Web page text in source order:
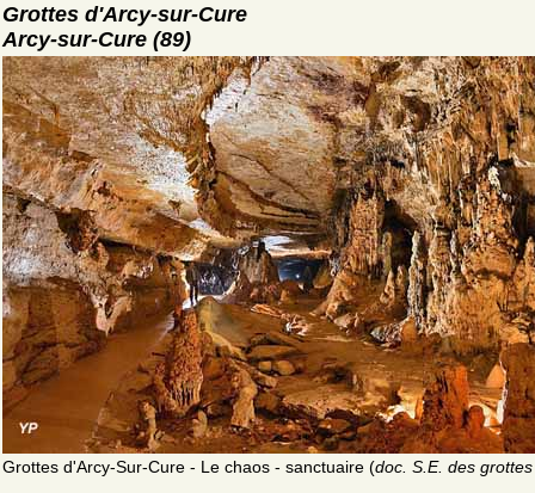
Grottes d'Arcy-sur-Cure
Arcy-sur-Cure (89)
Grottes d'Arcy-Sur-Cure - Le chaos - sanctuaire (doc. S.E. des